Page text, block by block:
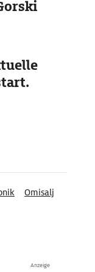
Omisalj
Anzeige